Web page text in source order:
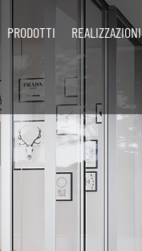
PRODOTTI REALIZZAZIONI